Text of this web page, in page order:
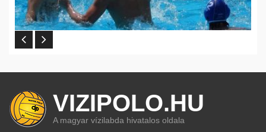
VIZIPOLO.HU
A magyar vízilabda hivatalos oldala